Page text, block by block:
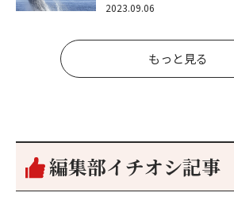
2023.09.06
もっと見る
編集部イチオシ記事